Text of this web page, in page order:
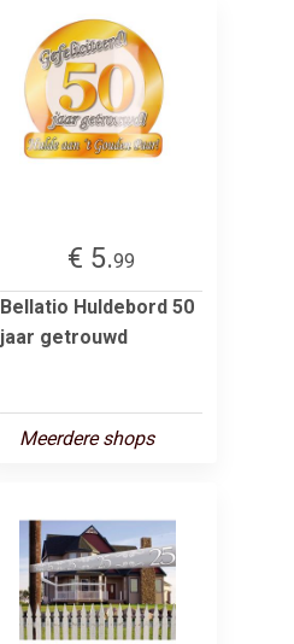
€ 5.99
Bellatio Huldebord 50
jaar getrouwd
Meerdere shops